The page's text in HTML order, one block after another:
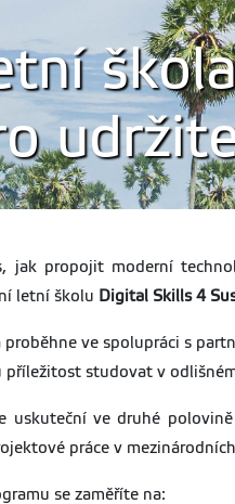
jak propojit moderní
letní školu Digital Skills 4
proběhne ve spolupráci s
příležitost studovat v
uskuteční ve druhé
práce v
se zaměříte na: